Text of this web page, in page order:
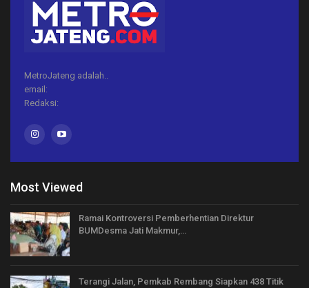
MetroJateng adalah..
email:
Redaksi:
Most Viewed
Ramai Kontroversi Pemberhentian Direktur
BUMDesma Jati Makmur,…
Terangi Jalan, Pemkab Rembang Siapkan 438 Titik